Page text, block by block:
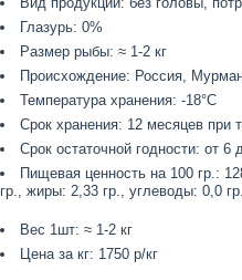
Глазурь: 0%
Размер рыбы: ≈ 1-2 кг
Происхождение: Россия,
Температура хранения: -18°С
Срок хранения: 12 месяцев при
Срок остаточной годности: от 6
Пищевая ценность на 100 гр.:
гр., жиры: 2,33 гр., углеводы: 0,0 гр.
Вес 1шт: ≈ 1-2 кг
Цена за кг: 1750 р/кг